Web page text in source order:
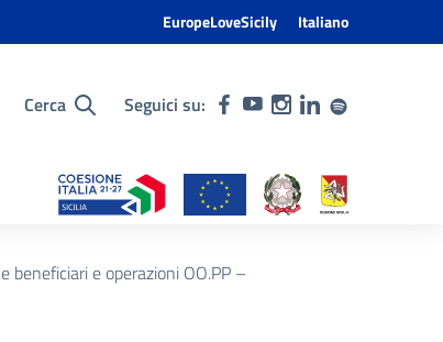
EuropeLoveSicily Italiano
Cerca Seguici su:
e operazioni OO.PP –